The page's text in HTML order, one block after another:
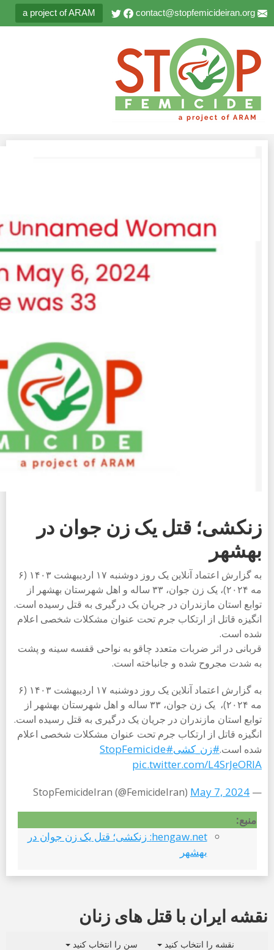
contact@stopfemicideiran.org
a project of ARAM
زنکشی؛ قتل یک زن جوان در
بهشهر
به گزارش اعتماد آنلاین یک روز دوشنبه ۱۷ اردیبهشت ۱۴۰۳ (۶
مه ۲۰۲۴)، یک زن جوان، ۳۳ ساله و اهل شهرستان بهشهر از
توابع استان مازندران در جریان یک درگیری به قتل رسیده است.
انگیزه قاتل از ارتکاب جرم تحت عنوان مشکلات شخصی اعلام
شده است.
قربانی در اثر ضربات متعدد چاقو به نواحی قفسه سینه و پشت
به شدت مجروح شده و جانباخته است.
به گزارش اعتماد آنلاین یک روز دوشنبه ۱۷ اردیبهشت ۱۴۰۳ (۶
مه ۲۰۲۴)، یک زن جوان، ۳۳ ساله و اهل شهرستان بهشهر از
توابع استان مازندران در جریان یک درگیری به قتل رسیده است.
انگیزه قاتل از ارتکاب جرم تحت عنوان مشکلات شخصی اعلام
شده است.#زن_کشی#StopFemicide
pic.twitter.com/L4SrJeORlA
— StopFemicideIran (@FemicideIran)
May 7, 2024
منبع:
hengaw.net: زنکشی؛ قتل یک زن جوان در
بهشهر
نقشه ایران با قتل های زنان